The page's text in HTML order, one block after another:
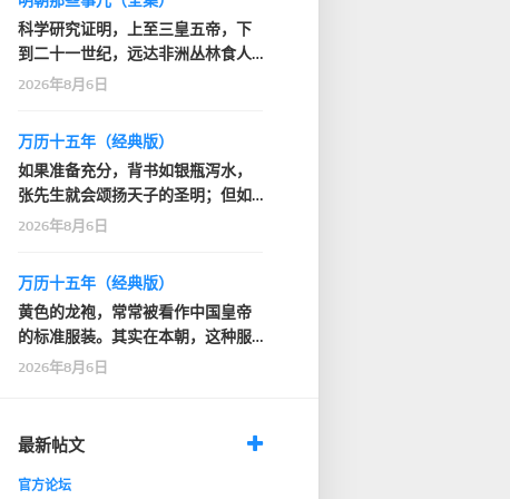
科学研究证明，上至三皇五帝，下
到二十一世纪，远达非洲丛林食人
部落，近抵家门口的…
2026年8月6日
万历十五年（经典版）
如果准备充分，背书如银瓶泻水，
张先生就会颂扬天子的圣明；但如
果背得结结巴巴或者…
2026年8月6日
万历十五年（经典版）
黄色的龙袍，常常被看作中国皇帝
的标准服装。其实在本朝，这种服
装只在一般性的仪式…
2026年8月6日
最新帖文
官方论坛